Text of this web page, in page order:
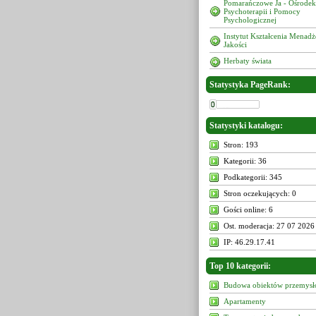
Pomarańczowe Ja - Ośrodek
Psychoterapii i Pomocy
Psychologicznej
Instytut Kształcenia
Jakości
Herbaty świata
Statystyka PageRank:
Statystyki katalogu:
Stron: 193
Kategorii: 36
Podkategorii: 345
Stron oczekujących: 0
Gości online: 6
Ost. moderacja: 27 07 2026
IP: 46.29.17.41
Top 10 kategorii:
Budowa obiektów
Apartamenty